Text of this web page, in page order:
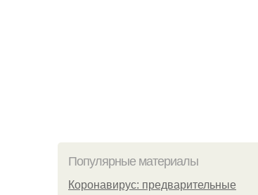
Популярные материалы
Коронавирус: предварительные